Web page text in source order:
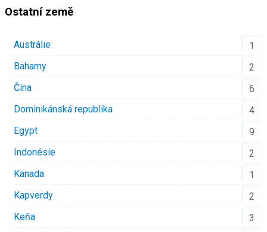
Ostatní země
Austrálie
1
Bahamy
2
Čína
6
Dominikánská republika
4
Egypt
9
Indonésie
2
Kanada
1
Kapverdy
2
Keňa
3